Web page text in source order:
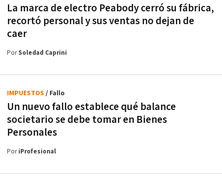
La marca de electro Peabody cerró su fábrica,
recortó personal y sus ventas no dejan de
caer
PorSoledad Caprini
Un nuevo fallo establece qué balance
societario se debe tomar en Bienes
Personales
IMPUESTOS / Fallo
PoriProfesional